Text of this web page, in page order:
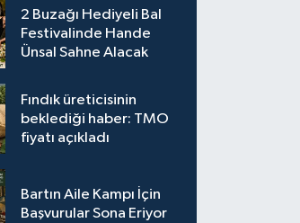
2 Buzağı Hediyeli Bal
Festivalinde Hande
Ünsal Sahne Alacak
Fındık üreticisinin
beklediği haber: TMO
fiyatı açıkladı
Bartın Aile Kampı İçin
Başvurular Sona Eriyor